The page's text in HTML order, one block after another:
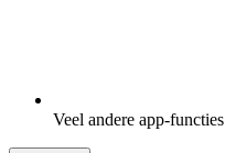
Veel andere app-functies